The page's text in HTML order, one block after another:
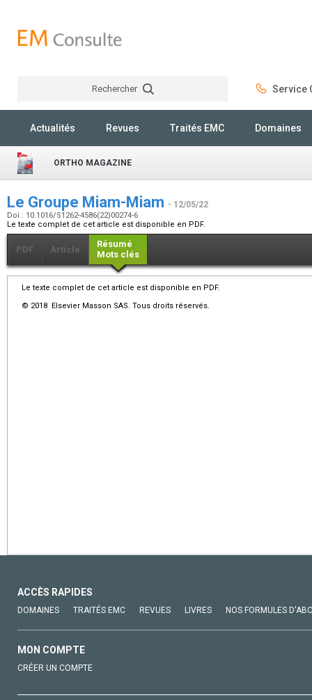
Rechercher Service
Actualités Revues Traités EMC Domaines
ORTHO MAGAZINE
Le Groupe Miam-Miam - 12/05/22
Doi : 10.1016/S1262-4586(22)00274-6
Le texte complet de cet article est disponible en PDF.
PDF Article
Résumé
Mots clés
Le texte complet de cet article est disponible en PDF.
© 2018 Elsevier Masson SAS. Tous droits réservés.
ACCÈS RAPIDES
DOMAINES TRAITÉS EMC REVUES LIVRES NOS FORMULES
MON COMPTE
CRÉER UN COMPTE